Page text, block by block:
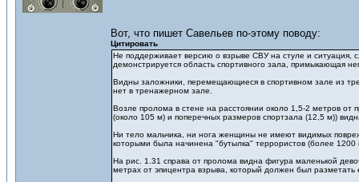
Вот, что пишет Савельев по-этому поводу:
Цитировать
Не поддерживает версию о взрыве СВУ на стуле и ситуация,
демонстрируется область спортивного зала, примыкающая
Видны заложники, перемещающиеся в спортивном зале из
нет в тренажерном зале.
Возле пролома в стене на расстоянии около 1,5-2 метров от
(около 105 м) и поперечных размеров спортзала (12,5 м))
Ни тело мальчика, ни нога женщины не имеют видимых
которыми была начинена "бутылка" террористов (более
На рис. 1.31 справа от пролома видна фигура маленькой
метрах от эпицентра взрыва, который должен был разметать